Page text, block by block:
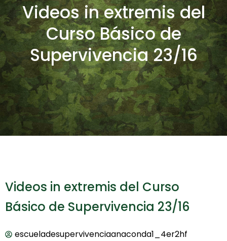
Videos in extremis del
Curso Básico de
Supervivencia 23/16
Videos in extremis del Curso
Básico de Supervivencia 23/16
escueladesupervivenciaanaconda1_4er2hf